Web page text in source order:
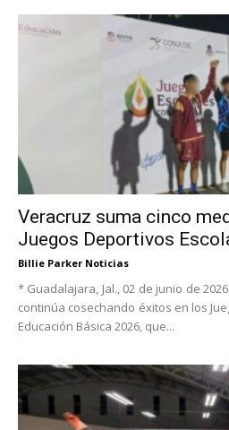
Veracruz suma cinco
Juegos Deportivos
Billie Parker Noticias
* Guadalajara, Jal., 02 de junio de
continúa cosechando éxitos en los
Educación Básica 2026, que...